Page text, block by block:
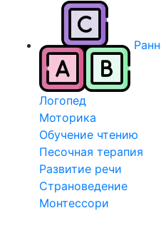
Логопед
Моторика
Обучение чтению
Песочная терапия
Развитие речи
Страноведение
Монтессори